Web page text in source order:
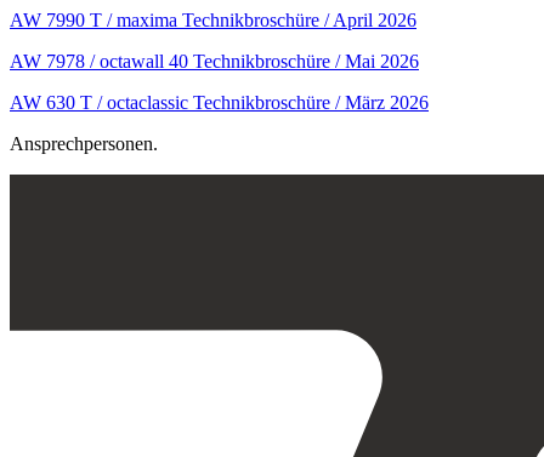
AW 7990 T / maxima Technikbroschüre / April 2026
AW 7978 / octawall 40 Technikbroschüre / Mai 2026
AW 630 T / octaclassic Technikbroschüre / März 2026
Ansprechpersonen.